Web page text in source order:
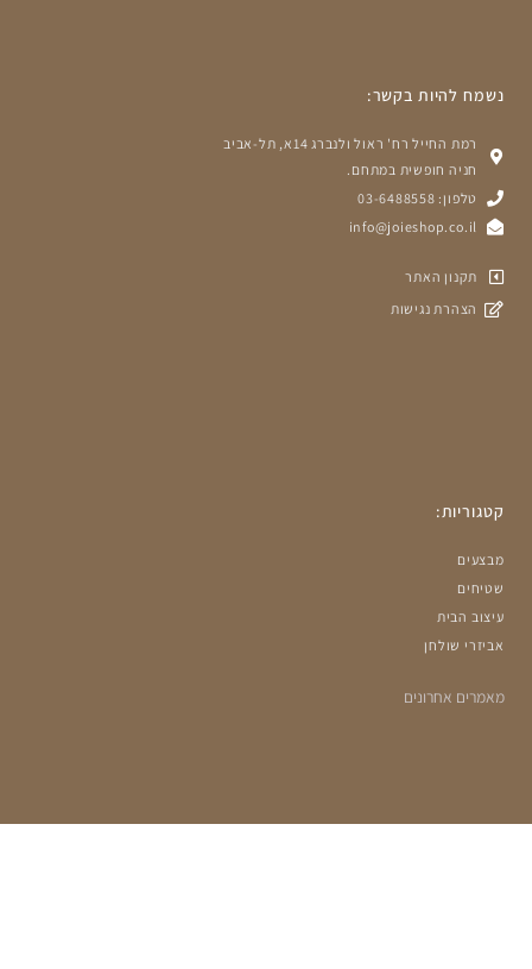
נשמח להיות בקשר:
רמת החייל רח' ראול ולנברג 14א, תל-אביב
חניה חופשית במתחם.
טלפון: 03-6488558
info@joieshop.co.il
תקנון האתר
הצהרת נגישות
קטגוריות:
מבצעים
שטיחים
עיצוב הבית
אביזרי שולחן
מאמרים אחרונים